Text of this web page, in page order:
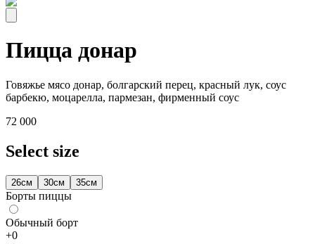
Пицца донар
Говяжье мясо донар, болгарский перец, красный лук, соус
барбекю, моцарелла, пармезан, фирменный соус
72 000
Select size
26см 30см 35см
Борты пиццы
Обычный борт
+0